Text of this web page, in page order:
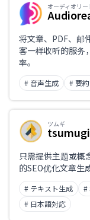
オーディオリー
将文章、PDF、邮
客一样收听的服务
率。
# 音声生成 # 要
ツムギ
tsumugi
只需提供主题或概
的SEO优化文章生
# テキスト生成 #
# 日本語対応